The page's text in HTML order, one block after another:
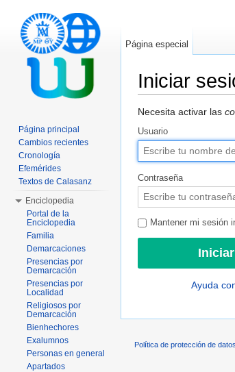
Iniciar
Necesita activar las
Usuario
Contraseña
Mantener mi sesión
Ayuda
Página especial
Página principal
Cambios recientes
Cronología
Efemérides
Textos de Calasanz
Enciclopedia
Portal de la
Enciclopedia
Familia
Demarcaciones
Presencias por
Demarcación
Presencias por
Localidad
Religiosos por
Demarcación
Bienhechores
Exalumnos
Personas en general
Apartados
Política de protección de datos